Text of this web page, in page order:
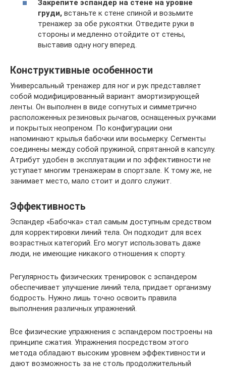
Закрепите эспандер на стене на уровне
груди, встаньте к стене спиной и возьмите
тренажер за обе рукоятки. Отведите руки в
стороны и медленно отойдите от стены,
выставив одну ногу вперед.
Конструктивные особенности
Универсальный тренажер для ног и рук представляет
собой модифицированный вариант амортизирующей
ленты. Он выполнен в виде согнутых и симметрично
расположенных резиновых рычагов, оснащенных ручками
и покрытых неопреном. По конфигурации они
напоминают крылья бабочки или восьмерку. Сегменты
соединены между собой пружиной, спрятанной в капсулу.
Атрибут удобен в эксплуатации и по эффективности не
уступает многим тренажерам в спортзале. К тому же, не
занимает место, мало стоит и долго служит.
Эффективность
Эспандер «Бабочка» стал самым доступным средством
для корректировки линий тела. Он подходит для всех
возрастных категорий. Его могут использовать даже
люди, не имеющие никакого отношения к спорту.
Регулярность физических тренировок с эспандером
обеспечивает улучшение линий тела, придает организму
бодрость. Нужно лишь точно освоить правила
выполнения различных упражнений.
Все физические упражнения с эспандером построены на
принципе сжатия. Упражнения посредством этого
метода обладают высоким уровнем эффективности и
дают возможность за не столь продолжительный